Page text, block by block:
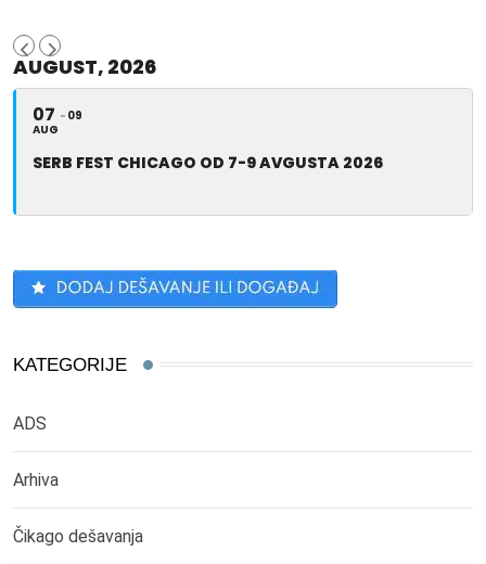
AUGUST, 2026
07
AUG
09
SERB FEST CHICAGO OD 7-9 AVGUSTA 2026
KATEGORIJE
ADS
Arhiva
Čikago dešavanja